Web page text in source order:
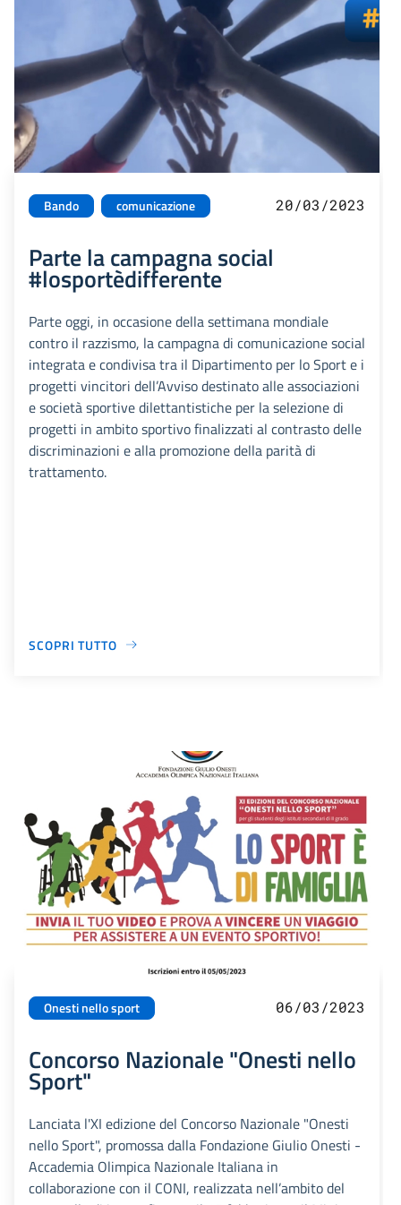
Bando comunicazione 20/03/2023
Parte la campagna social
#losportèdifferente
Parte oggi, in occasione della settimana mondiale
contro il razzismo, la campagna di comunicazione social
integrata e condivisa tra il Dipartimento per lo Sport e i
progetti vincitori dell’Avviso destinato alle associazioni
e società sportive dilettantistiche per la selezione di
progetti in ambito sportivo finalizzati al contrasto delle
discriminazioni e alla promozione della parità di
trattamento.
SCOPRI TUTTO
Onesti nello sport 06/03/2023
Concorso Nazionale "Onesti nello
Sport"
Lanciata l'XI edizione del Concorso Nazionale "Onesti
nello Sport", promossa dalla Fondazione Giulio Onesti -
Accademia Olimpica Nazionale Italiana in
collaborazione con il CONI, realizzata nell’ambito del